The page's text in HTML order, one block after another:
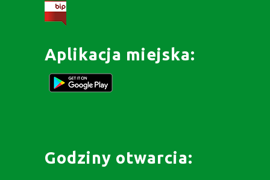
Aplikacja miejska:
Godziny otwarcia: